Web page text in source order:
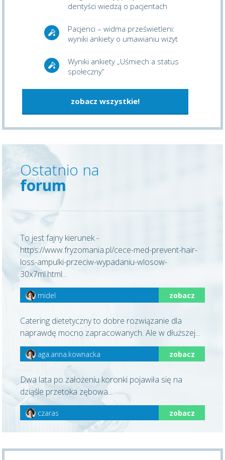
dentyści wiedzą o pacjentach
Pacjenci – widma prześwietleni:
wyniki ankiety o umawianiu wizyt
Wyniki ankiety „Uśmiech a status
społeczny”
zobacz wszystkie!
Ostatnio na
forum
To jest fajny kierunek -
https://www.fryzomania.pl/cece-med-prevent-hair-
loss-ampulki-przeciw-wypadaniu-wlosow-
30x7ml.html...
midel zobacz
Catering dietetyczny to dobre rozwiązanie dla
naprawdę mocno zapracowanych. Ale w dłuższej...
aga.anna.kownacka zobacz
Dwa lata po założeniu koronki pojawiła się na
dziąśle przetoka zębowa....
czaras zobacz